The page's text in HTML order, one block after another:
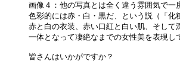
画像４：他の写真とは全く違う雰囲気で一
色彩的には赤・白・黒だ、という説（「化
赤と白の衣装、赤い口紅と白い肌、そして
一体となって凄絶なまでの女性美を表現し
皆さんはいかがですか？